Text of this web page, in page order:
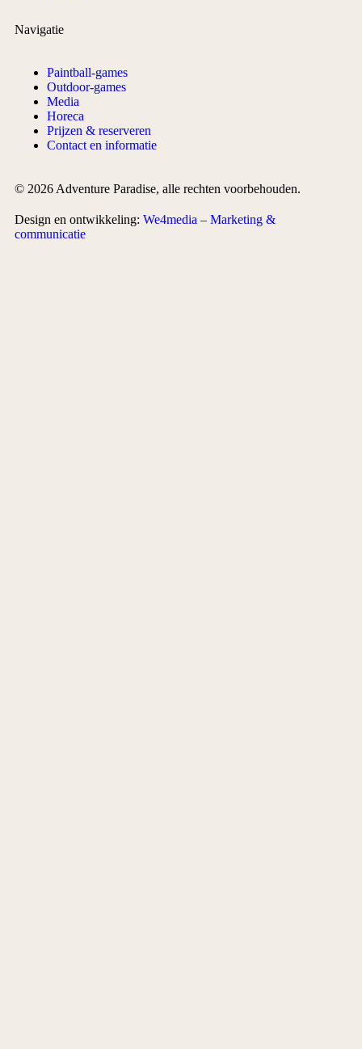
Navigatie
Paintball-games
Outdoor-games
Media
Horeca
Prijzen & reserveren
Contact en informatie
© 2026 Adventure Paradise, alle rechten voorbehouden.
Design en ontwikkeling: We4media – Marketing &
communicatie